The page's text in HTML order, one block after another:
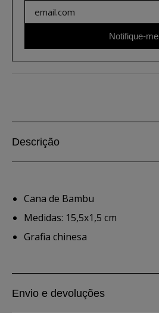
Notifique-me
Descrição
Cana de Bambu
Medidas: 15,5x1,5 cm
Grafia chinesa
Envio e devoluções